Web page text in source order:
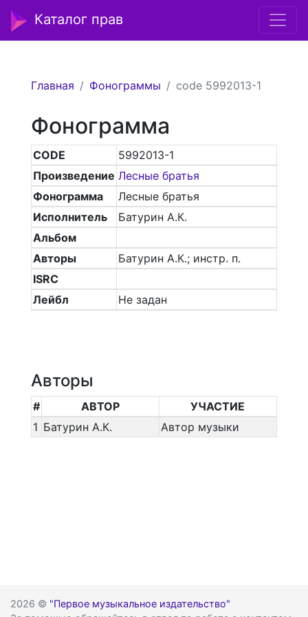
Каталог прав
Главная Фонограммы code 5992013-1
Фонограмма
CODE
5992013-1
Произведение Лесные братья
Фонограмма
Лесные братья
Исполнитель
Батурин А.К.
Альбом
Авторы
Батурин А.К.; инстр. п.
ISRC
Лейбл
Не задан
Авторы
# АВТОР
УЧАСТИЕ
1 Батурин А.К. Автор музыки
2026 © "Первое музыкальное издательство"